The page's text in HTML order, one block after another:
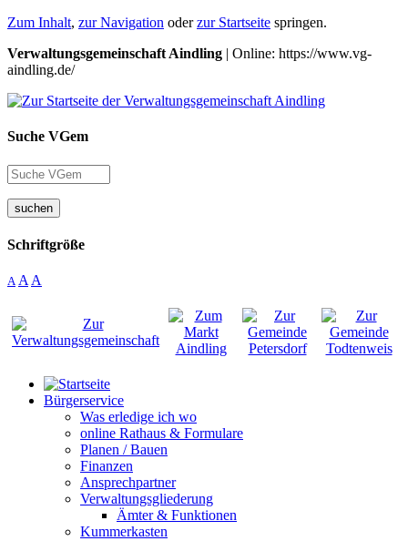
Zum Inhalt, zur Navigation oderzur Startseite springen.
Verwaltungsgemeinschaft Aindling | Online: https://www.vg-
aindling.de/
Suche VGem
suchen
Schriftgröße
A A A
Bürgerservice
Was erledige ich wo
online Rathaus & Formulare
Planen / Bauen
Finanzen
Ansprechpartner
Verwaltungsgliederung
Ämter & Funktionen
Kummerkasten